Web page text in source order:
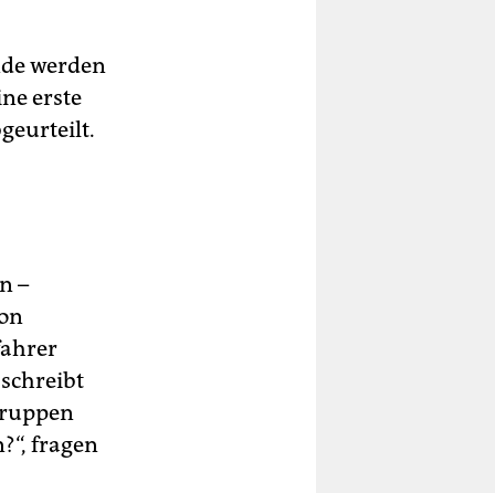
werden
erste
–
fragen